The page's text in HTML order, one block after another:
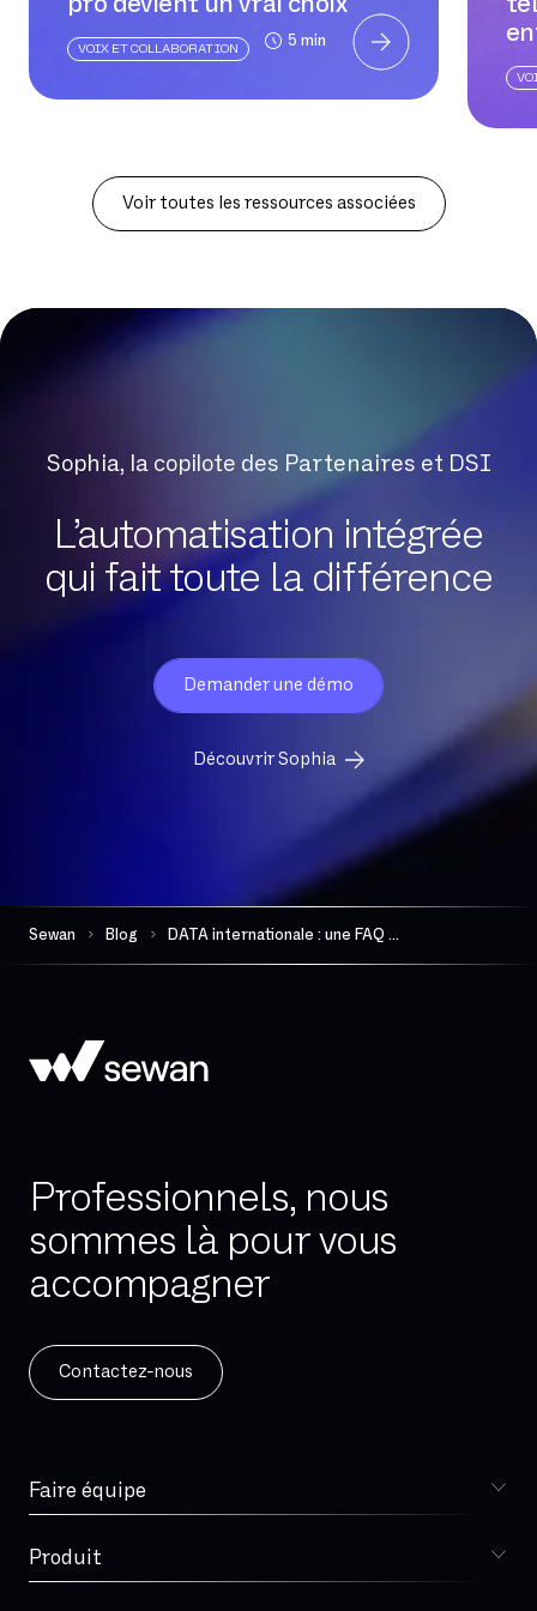
VOIX ET COLLABORATION 5 min
Voir toutes les ressources associées
Sophia, la copilote des Partenaires et DSI
L’automatisation intégrée
qui fait toute la différence
Demander une démo
Découvrir Sophia
Sewan Blog DATA internationale : une FAQ en vidéo
Professionnels, nous
sommes là pour vous
accompagner
Contactez-nous
Faire équipe
Produit